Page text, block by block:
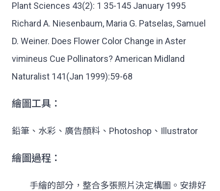
Plant Sciences 43(2): 1 35-145 January 1995
Richard A. Niesenbaum, Maria G. Patselas, Samuel
D. Weiner. Does Flower Color Change in Aster
vimineus Cue Pollinators? American Midland
Naturalist 141(Jan 1999):59-68
繪圖工具：
鉛筆、水彩、廣告顏料、Photoshop、Illustrator
繪圖過程：
手繪的部分，整合多張照片決定構圖。安排好